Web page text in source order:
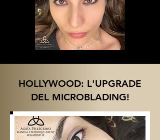
HOLLYWOOD: L'UPGRADE
DEL MICROBLADING!